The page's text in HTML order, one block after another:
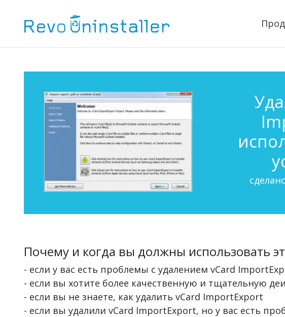
Почему и когда вы должны использовать
- если у вас есть проблемы с удалением vCard
- если вы хотите более качественную и тщательную
- если вы не знаете, как удалить vCard ImportExport
- если вы удалили vCard ImportExport, но у вас есть